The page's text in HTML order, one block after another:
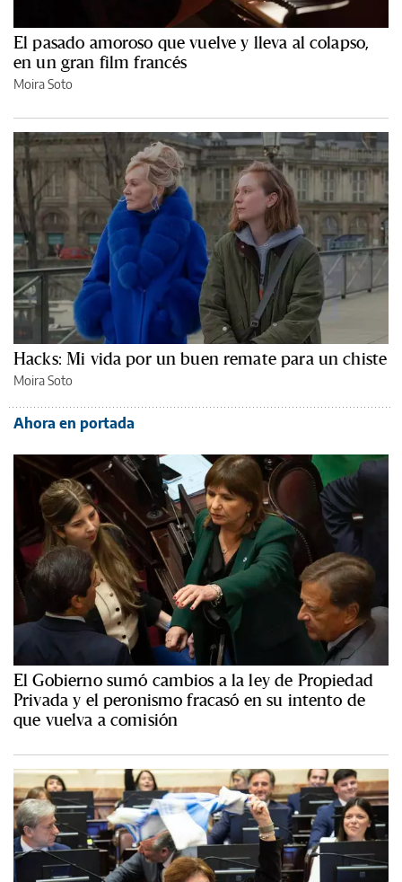
El pasado amoroso que vuelve y lleva al colapso,
en un gran film francés
Moira Soto
Hacks: Mi vida por un buen remate para un chiste
Moira Soto
Ahora en portada
El Gobierno sumó cambios a la ley de Propiedad
Privada y el peronismo fracasó en su intento de
que vuelva a comisión